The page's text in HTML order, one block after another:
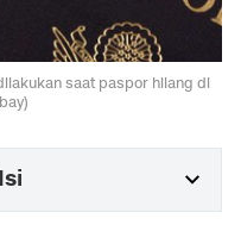
saat paspor hilang di